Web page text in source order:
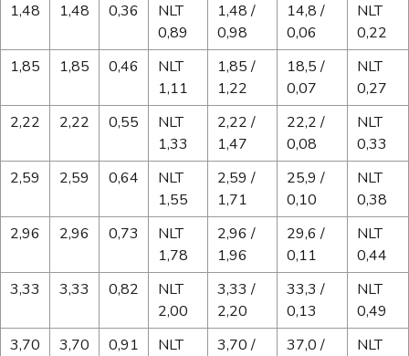
1,48
1,48 0,36
NLT
0,89
1,48 /
0,98
14,8 /
0,06
NLT
0,22
1,85
1,85 0,46
NLT
1,11
1,85 /
1,22
18,5 /
0,07
NLT
0,27
2,22
2,22 0,55
NLT
1,33
2,22 /
1,47
22,2 /
0,08
NLT
0,33
2,59
2,59 0,64
NLT
1,55
2,59 /
1,71
25,9 /
0,10
NLT
0,38
2,96
2,96 0,73
NLT
1,78
2,96 /
1,96
29,6 /
0,11
NLT
0,44
3,33
3,33 0,82
NLT
2,00
3,33 /
2,20
33,3 /
0,13
NLT
0,49
3,70
3,70 0,91
NLT
3,70 /
37,0 /
NLT